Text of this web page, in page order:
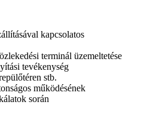
kapcsolatos
terminál üzemeltetése
tevékenység
stb.
működésének
során